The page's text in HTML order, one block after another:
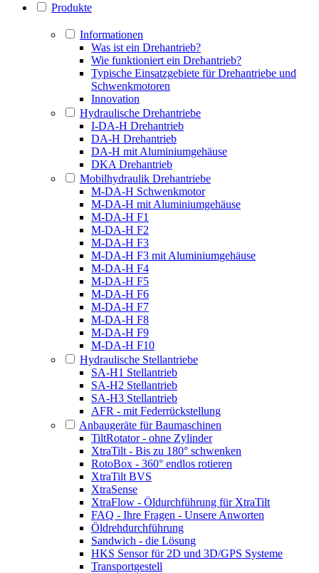
Produkte
Informationen
Was ist ein Drehantrieb?
Wie funktioniert ein Drehantrieb?
Typische Einsatzgebiete für Drehantriebe und
Schwenkmotoren
Innovation
Hydraulische Drehantriebe
I-DA-H Drehantrieb
DA-H Drehantrieb
DA-H mit Aluminiumgehäuse
DKA Drehantrieb
Mobilhydraulik Drehantriebe
M-DA-H Schwenkmotor
M-DA-H mit Aluminiumgehäuse
M-DA-H F1
M-DA-H F2
M-DA-H F3
M-DA-H F3 mit Aluminiumgehäuse
M-DA-H F4
M-DA-H F5
M-DA-H F6
M-DA-H F7
M-DA-H F8
M-DA-H F9
M-DA-H F10
Hydraulische Stellantriebe
SA-H1 Stellantrieb
SA-H2 Stellantrieb
SA-H3 Stellantrieb
AFR - mit Federrückstellung
Anbaugeräte für Baumaschinen
TiltRotator - ohne Zylinder
XtraTilt - Bis zu 180° schwenken
RotoBox - 360° endlos rotieren
XtraTilt BVS
XtraSense
XtraFlow - Öldurchführung für XtraTilt
FAQ - Ihre Fragen - Unsere Anworten
Öldrehdurchführung
Sandwich - die Lösung
HKS Sensor für 2D und 3D/GPS Systeme
Transportgestell